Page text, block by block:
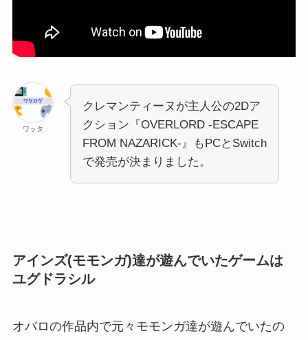
ワッタ
クレマンティーヌが主人公の2Dア
クション『OVERLORD -ESCAPE
FROM NAZARICK-』もPCとSwitch
で発売が決まりました。
アインズ(モモンガ)達が遊んでいたゲームは
ユグドラシル
オバロの作品内で元々モモンガ達が遊んでいたの